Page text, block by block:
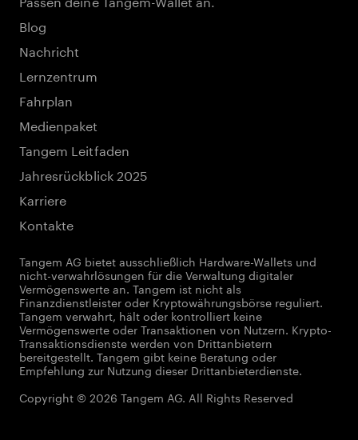
Blog
Nachricht
Lernzentrum
Fahrplan
Medienpaket
Tangem Leitfaden
Jahresrückblick 2025
Karriere
Kontakte
Tangem AG bietet ausschließlich Hardware-Wallets und
nicht-verwahrlösungen für die Verwaltung digitaler
Vermögenswerte an. Tangem ist nicht als
Finanzdienstleister oder Kryptowährungsbörse reguliert.
Tangem verwahrt, hält oder kontrolliert keine
Vermögenswerte oder Transaktionen von Nutzern. Krypto-
Transaktionsdienste werden von Drittanbietern
bereitgestellt. Tangem gibt keine Beratung oder
Empfehlung zur Nutzung dieser Drittanbieterdienste.